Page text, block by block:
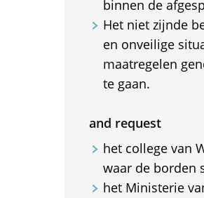
binnen de
Het niet zijnde
en onveilige
maatregelen
te gaan.
and request
het college van
waar de borden
het Ministerie